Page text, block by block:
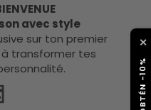
avec style
sur ton premier
transformer tes
✕